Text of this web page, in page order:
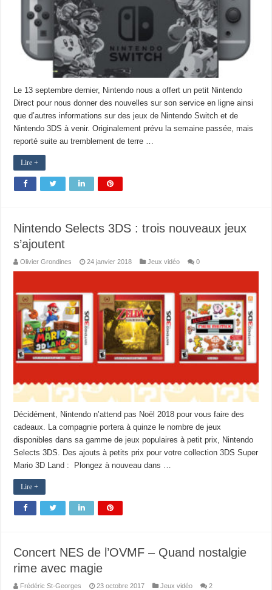
Le 13 septembre dernier, Nintendo nous a offert un petit Nintendo
Direct pour nous donner des nouvelles sur son service en ligne ainsi
que d’autres informations sur des jeux de Nintendo Switch et de
Nintendo 3DS à venir. Originalement prévu la semaine passée, mais
reporté suite au tremblement de terre …
Lire +
Nintendo Selects 3DS : trois nouveaux jeux
s’ajoutent
Olivier Grondines 24 janvier 2018 Jeux vidéo 0
Décidément, Nintendo n’attend pas Noël 2018 pour vous faire des
cadeaux. La compagnie portera à quinze le nombre de jeux
disponibles dans sa gamme de jeux populaires à petit prix, Nintendo
Selects 3DS. Des ajouts à petits prix pour votre collection 3DS Super
Mario 3D Land : Plongez à nouveau dans …
Lire +
Concert NES de l’OVMF – Quand nostalgie
rime avec magie
Frédéric St-Georges 23 octobre 2017 Jeux vidéo 2